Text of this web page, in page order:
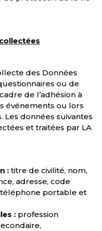
des Données
ou de
de l’adhésion à
événements ou lors
Les données suivantes
et traitées par LA
: titre de civilité, nom,
adresse, code
téléphone portable et
: profession